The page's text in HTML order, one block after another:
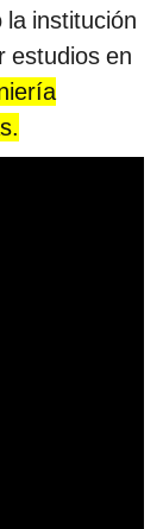
institución
estudios en